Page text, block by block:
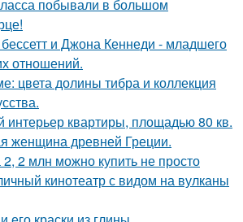
побывали в большом
и Джона Кеннеди - младшего
отношений.
цвета долины тибра и коллекция
интерьер квартиры, площадью 80 кв.
женщина древней Греции.
2 млн можно купить не просто
кинотеатр с видом на вулканы